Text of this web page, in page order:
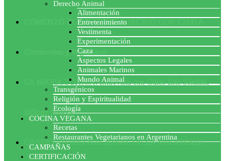
COMENZÓ EL ACUERDO PORCINO CON CHINA
Coronavirus y Veganismo
LA MAFIA TÓXICA: Entrevista con Gilles-Eric Séralini,
biólogo francés
OBSERVATORIO NACIONAL DE LA VEGEFOBIA
Derecho Animal
Alimentación
Entretenimiento
Vestimenta
Experimentación
Caza
Aspectos Legales
Animales Marinos
Mundo Animal
Transgénicos
Religión y Espiritualidad
Ecología
COCINA VEGANA
Recetas
Restaurantes Vegetarianos en Argentina
CAMPAÑAS
CERTIFICACIÓN